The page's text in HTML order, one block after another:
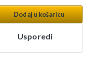
Dodaj u košaricu
Usporedi